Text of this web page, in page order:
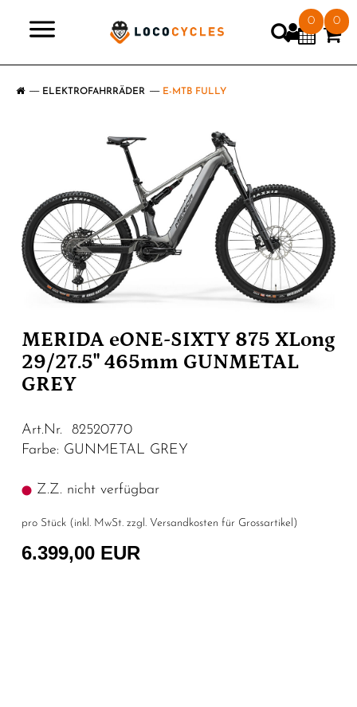
0 0
ELEKTROFAHRRÄDER E-MTB FULLY
MERIDA eONE-SIXTY 875 XLong
29/27.5" 465mm GUNMETAL
GREY
Art.Nr. 82520770
Farbe: GUNMETAL GREY
Z.Z. nicht verfügbar
pro Stück (inkl. MwSt. zzgl. Versandkosten für Grossartikel )
6.399,00 EUR